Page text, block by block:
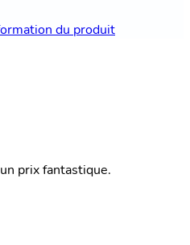
du produit
prix fantastique.